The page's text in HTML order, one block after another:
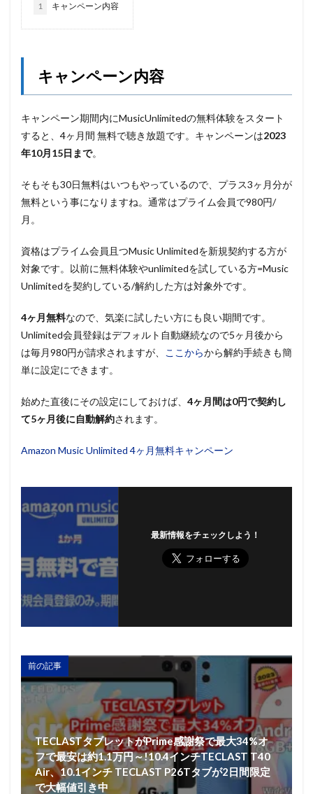
1 キャンペーン内容
キャンペーン内容
キャンペーン期間内にMusicUnlimitedの無料体験をスタート
すると、4ヶ月間 無料で聴き放題です。キャンペーンは2023
年10月15日まで。
そもそも30日無料はいつもやっているので、プラス3ヶ月分が
無料という事になりますね。通常はプライム会員で980円/
月。
資格はプライム会員且つMusic Unlimitedを新規契約する方が
対象です。以前に無料体験やunlimitedを試している方=Music
Unlimitedを契約している/解約した方は対象外です。
4ヶ月無料なので、気楽に試したい方にも良い期間です。
Unlimited会員登録はデフォルト自動継続なので5ヶ月後から
は毎月980円が請求されますが、 ここからから解約手続きも簡
単に設定にできます。
始めた直後にその設定にしておけば、 4ヶ月間は0円で契約し
て5ヶ月後に自動解約されます。
Amazon Music Unlimited 4ヶ月無料キャンペーン
最新情報をチェックしよう！
前の記事
TECLASTタブレットがPrime感謝祭で最大34%オ
フで最安は約1.1万円～!10.4インチTECLAST T40
Air、10.1インチ TECLAST P26Tタブが2日間限定
で大幅値引き中